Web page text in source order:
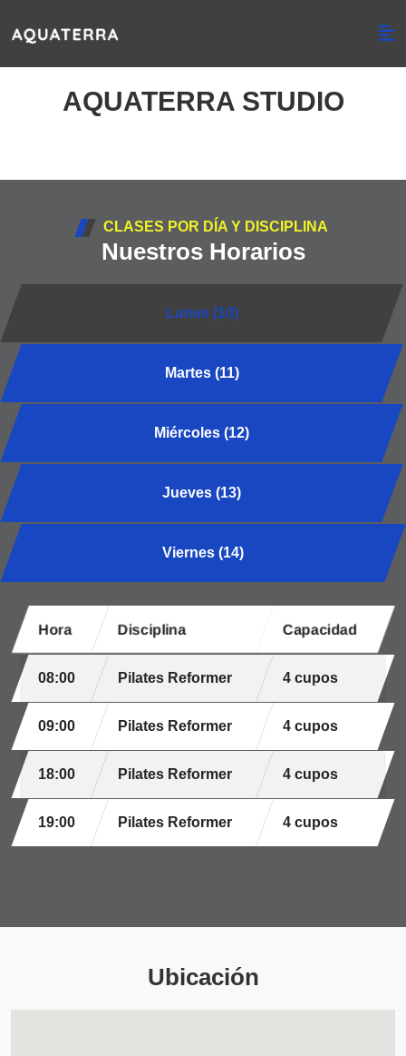
AQUATERRA STUDIO
CLASES POR DÍA Y DISCIPLINA
Nuestros Horarios
Lunes (10)
Martes (11)
Miércoles (12)
Jueves (13)
Viernes (14)
Hora Disciplina Capacidad
08:00 Pilates Reformer 4 cupos
09:00 Pilates Reformer 4 cupos
18:00 Pilates Reformer 4 cupos
19:00 Pilates Reformer 4 cupos
Ubicación